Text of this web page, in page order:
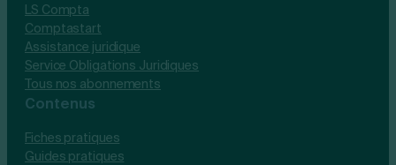
LS Compta
Comptastart
Assistance juridique
Service Obligations Juridiques
Tous nos abonnements
Contenus
Fiches pratiques
Guides pratiques